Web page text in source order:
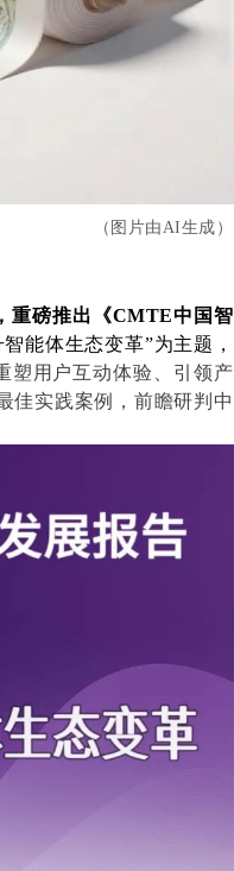
（图片由AI生成）
重磅推出《CMTE中国智
能体生态变革”为主题，
塑用户互动体验、引领产
佳实践案例，前瞻研判中